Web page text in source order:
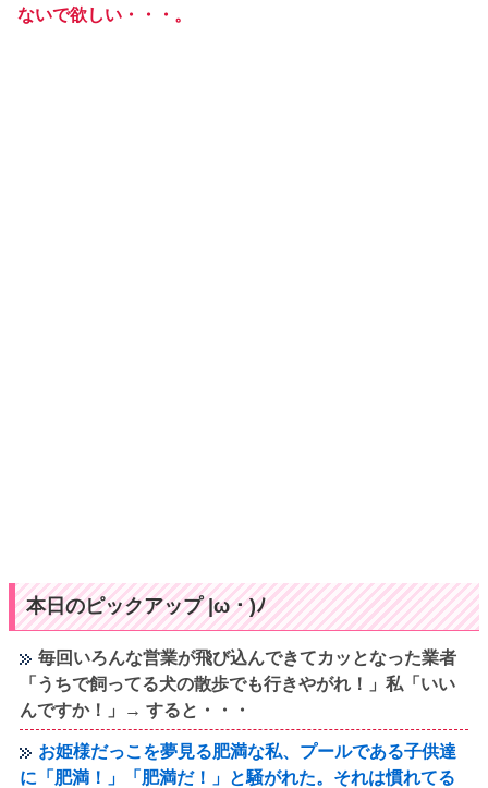
ないで欲しい・・・。
本日のピックアップ |ω・)ﾉ
毎回いろんな営業が飛び込んできてカッとなった業者
「うちで飼ってる犬の散歩でも行きやがれ！」私「いい
んですか！」→ すると・・・
お姫様だっこを夢見る肥満な私、プールである子供達
に「肥満！」「肥満だ！」と騒がれた。それは慣れてる